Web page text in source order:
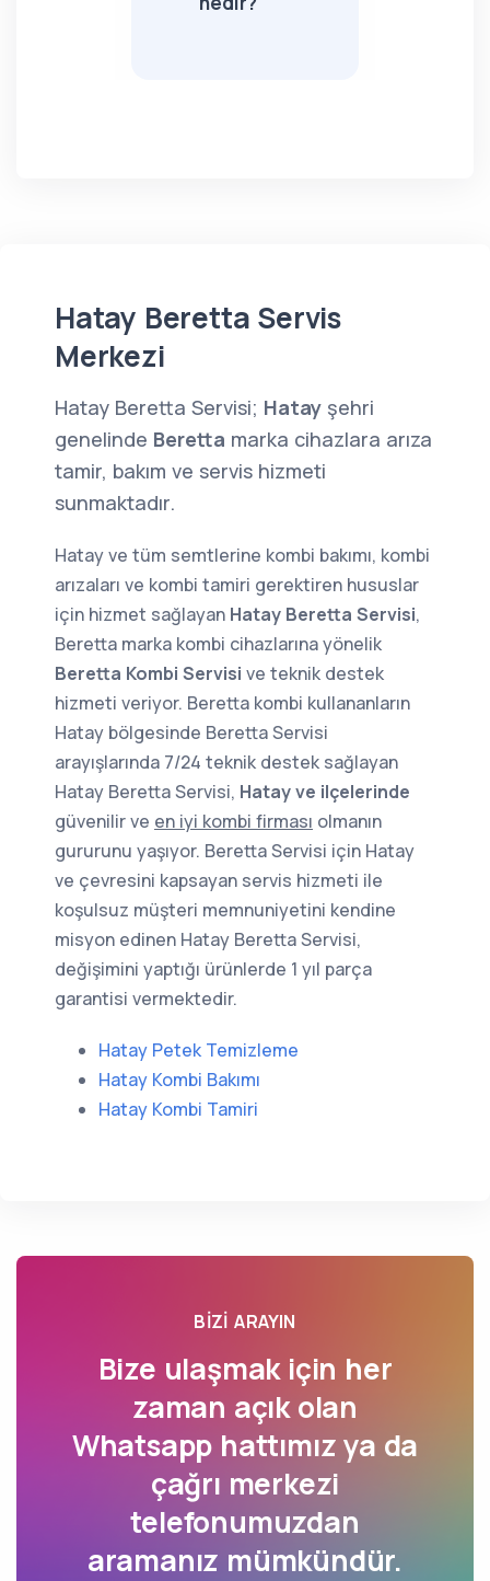
Hatay Beretta Servis
Merkezi
Hatay Beretta Servisi; Hatay şehri
genelinde Beretta marka cihazlara arıza
tamir, bakım ve servis hizmeti
sunmaktadır.
Hatay ve tüm semtlerine kombi bakımı, kombi
arızaları ve kombi tamiri gerektiren hususlar
için hizmet sağlayan Hatay Beretta Servisi,
Beretta marka kombi cihazlarına yönelik
Beretta Kombi Servisi ve teknik destek
hizmeti veriyor. Beretta kombi kullananların
Hatay bölgesinde Beretta Servisi
arayışlarında 7/24 teknik destek sağlayan
Hatay Beretta Servisi, Hatay ve ilçelerinde
güvenilir ve en iyi kombi firması olmanın
gururunu yaşıyor. Beretta Servisi için Hatay
ve çevresini kapsayan servis hizmeti ile
koşulsuz müşteri memnuniyetini kendine
misyon edinen Hatay Beretta Servisi,
değişimini yaptığı ürünlerde 1 yıl parça
garantisi vermektedir.
Hatay Petek Temizleme
Hatay Kombi Bakımı
Hatay Kombi Tamiri
BIZI ARAYIN
Bize ulaşmak için her
zaman açık olan
Whatsapp hattımız ya da
çağrı merkezi
telefonumuzdan
aramanız mümkündür.